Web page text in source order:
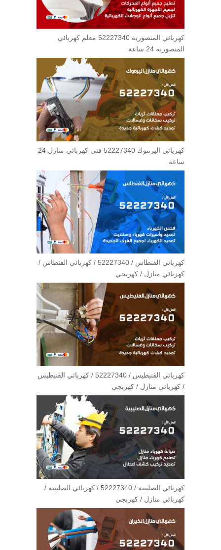
كهربائي المنصورية 52227340 معلم كهربائي
المنصوريه 24 ساعة
كهربائي اليرموك 52227340 فني كهربائي منازل 24
ساعة
كهربائي الفنطاس / 52227340 / كهربائي الفنطاس /
كهربائي منازل / كهربجي
كهربائي الفنيطيس / 52227340 / كهربائي الفنيطيس
/ كهربائي منازل / كهربجي
كهربائي الصليبية / 52227340 / كهربائي الصليبية /
كهربائي منازل / كهربجي